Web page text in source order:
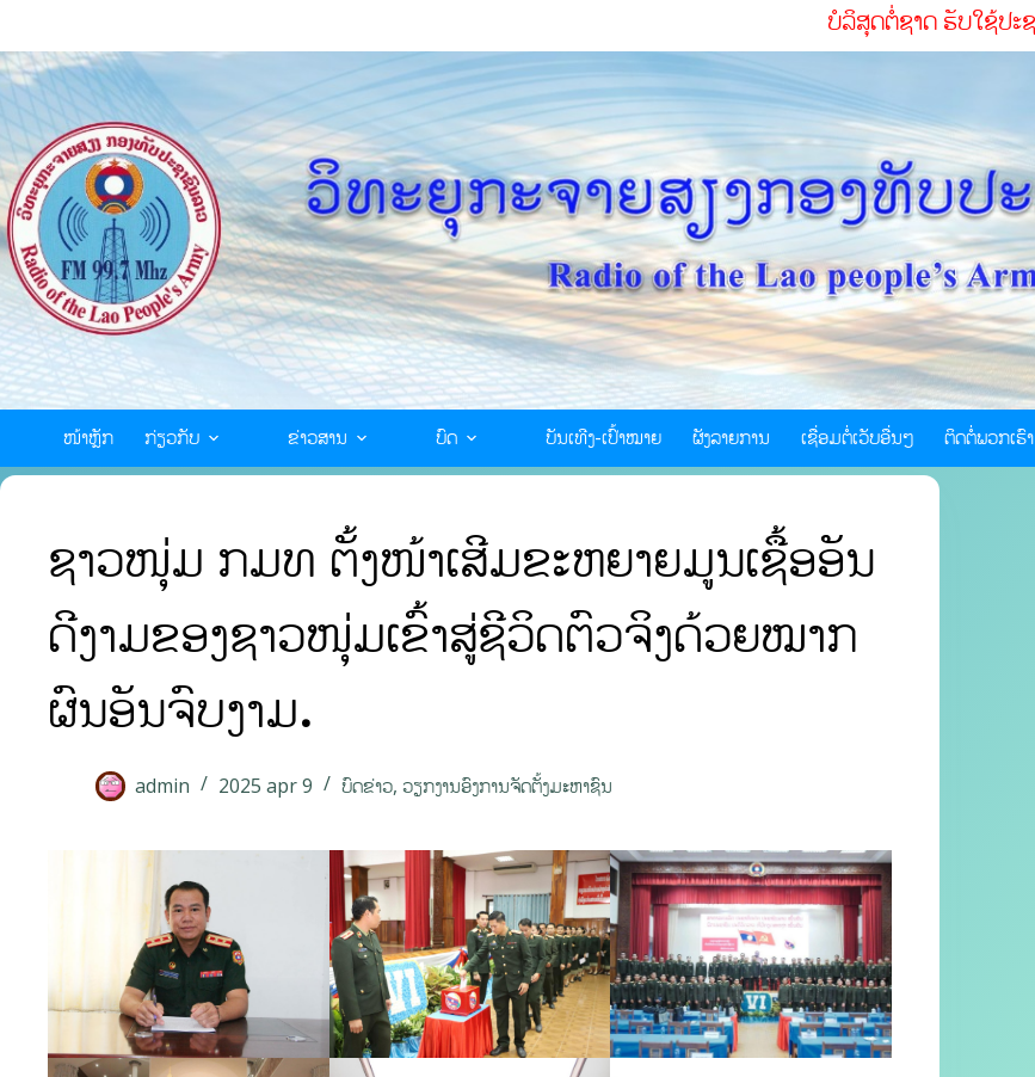
ບໍລິສຸດຕໍ່ຊາດ ຮັບໃຊ້ປະຊາຊົນຢ່າ
ໜ້າຫຼັກ ກ່ຽວກັບ ຂ່າວສານ ບົດ ບັນເທີງ-ເປົ້າໝາຍ ຜັງລາຍການ ເຊື່ອມຕໍ່ເວັບອື່ນໆ ຕິດຕໍ່ພວກເຮົາ
ຊາວໜຸ່ມ ກມທ ຕັ້ງໜ້າເສີມຂະຫຍາຍມູນເຊື້ອອັນ
ດີງາມຂອງຊາວໜຸ່ມເຂົ້າສູ່ຊີວິດຕົວຈິງດ້ວຍໝາກ
ຜົນອັນຈົບງາມ.
admin 2025 apr 9 ບົດຂ່າວ, ວຽກງານອົງການຈັດຕັ້ງມະຫາຊົນ